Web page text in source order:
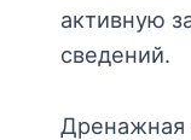
активную
сведений.
Дренажная